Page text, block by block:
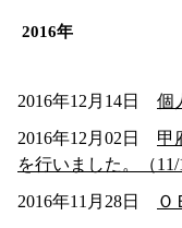
2016年
2016年12月14日 個
2016年12月02日 甲
を行いました。（11/
2016年11月28日
Ｏ